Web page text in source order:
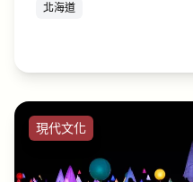
北海道
現代文化